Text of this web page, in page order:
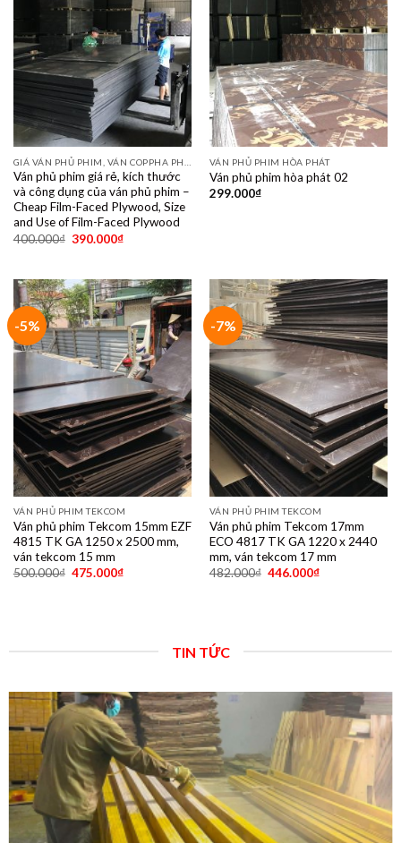
Ván phủ phim giá rẻ, kích thước
và công dụng của ván phủ phim –
Cheap Film-Faced Plywood, Size
and Use of Film-Faced Plywood
400.000₫ 390.000₫
VÁN PHỦ PHIM HÒA PHÁT
Ván phủ phim hòa phát 02
299.000₫
-5%
VÁN PHỦ PHIM TEKCOM
Ván phủ phim Tekcom 15mm EZF
4815 TK GA 1250 x 2500 mm,
ván tekcom 15 mm
500.000₫ 475.000₫
-7%
VÁN PHỦ PHIM TEKCOM
Ván phủ phim Tekcom 17mm
ECO 4817 TK GA 1220 x 2440
mm, ván tekcom 17 mm
482.000₫ 446.000₫
TIN TỨC